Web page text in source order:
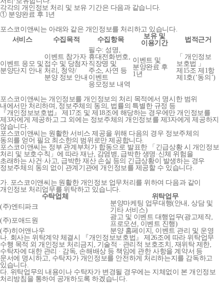
각각의 개인정보 처리 및 보유 기간은 다음과 같습니다.
① 분양완료 후 1년
포스코이앤씨는 아래와 같은 개인정보를 처리하고 있습니다.
서비스
수집목적 수집항목
보유 및
이용기간
법적근거
이벤트 응모 및
분양단지 안내
이벤트 참가자
접수 및 당첨자
처리, 청약/
분양 정보 안내
필수: 성명,
휴대전화번호,
직장명 및
주소, 사연 등
이벤트
응모정보 내역
이벤트 및
분양완료 후
1년
「 개인정보
보호법 」
제15조 제1항
제1호(‘동의’)
포스코이앤씨는 개인정보를 개인정보의 처리 목적에서 명시한 범위
내에서만 처리하며, 정보주체의 동의, 법률의 특별한 규정 등
『개인정보보호법』 제17조 및 제18조에 해당하는 경우에만 개인정보를
제3자에게 제공하고 그 외에는 정보주체의 개인정보를 제3자에게 제공하지
않습니다.
포스코이앤씨는 원활한 서비스 제공을 위해 다음의 경우 정보주체의
동의를 얻어 필요 최소한의 범위로만 제공합니다.
포스코이앤씨는 정부 관계부처가 합동으로 발표한 「긴급상황 시 개인정보
처리 및 보호수칙」에 따라 재난, 감염병, 급박한 생명·신체 위험을
초래하는 사건·사고, 급박한 재산 손실 등의 긴급상황이 발생하는 경우
정보주체의 동의 없이 관계기관에 개인정보를 제공할 수 있습니다.
가. 포스코이앤씨는 원활한 개인정보 업무처리를 위하여 다음과 같이
개인정보 처리업무를 위탁하고 있습니다.
수탁업체
위탁업무
(주)엔티파크
분양마케팅 업무대행(안내, 상담 및
기타 서비스)
(주)포애드원
광고 및 이벤트 대행업무(광고제작,
프로모션, 이벤트 진행)
(주)히어앤나우
분양 홈페이지, 이벤트 관리 및 운영
나. 회사는 위탁계약 체결시 『개인정보보호법』 제26조에 따라 위탁업무
수행 목적 외 개인정보 처리금지, 기술적 · 관리적 보호조치, 재위탁 제한,
수탁자에 대한 관리 · 감독, 손해배상 등 책임에 관한 사항을 계약서 등
문서에 명시하고, 수탁자가 개인정보를 안전하게 처리하는지를 감독하고
있습니다.
다. 위탁업무의 내용이나 수탁자가 변경될 경우에는 지체없이 본 개인정보
처리방침을 통하여 공개하도록 하겠습니다.